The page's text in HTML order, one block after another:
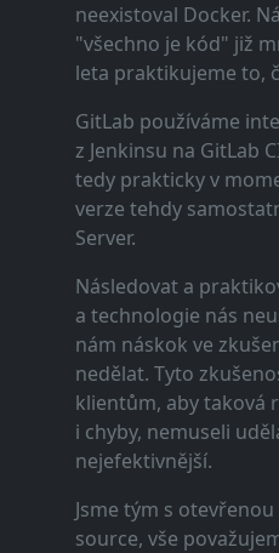
neexistoval Docker.
"všechno je kód" již
leta praktikujeme to,
GitLab používáme
z Jenkinsu na GitLab
tedy prakticky v
verze tehdy
Server.
Následovat a
a technologie nás
nám náskok ve
nedělat. Tyto
klientům, aby taková
i chyby, nemuseli
nejefektivnější.
Jsme tým s
source, vše